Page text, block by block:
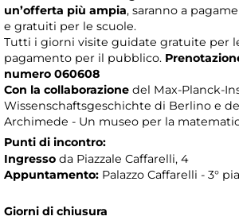
un’offerta più ampia, saranno a
e gratuiti per le scuole.
Tutti i giorni visite guidate gratuite per
pagamento per il pubblico.
numero 060608
Con la collaborazione del Max-Planck-
Wissenschaftsgeschichte di Berlino e
Archimede - Un museo per la
Punti di incontro:
Ingresso da Piazzale Caffarelli, 4
Appuntamento: Palazzo Caffarelli - 3°
Giorni di chiusura